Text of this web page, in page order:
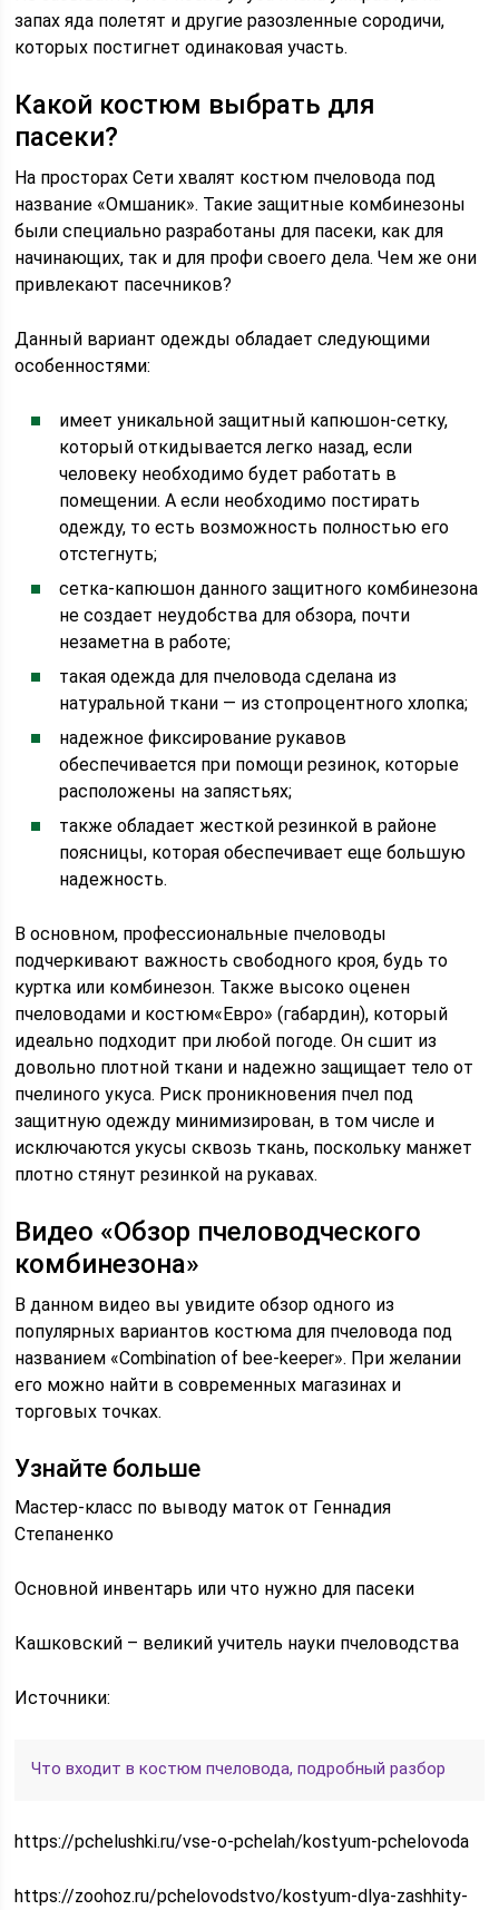
запах яда полетят и другие разозленные сородичи,
которых постигнет одинаковая участь.
Какой костюм выбрать для
пасеки?
На просторах Сети хвалят костюм пчеловода под
название «Омшаник». Такие защитные комбинезоны
были специально разработаны для пасеки, как для
начинающих, так и для профи своего дела. Чем же они
привлекают пасечников?
Данный вариант одежды обладает следующими
особенностями:
имеет уникальной защитный капюшон-сетку,
который откидывается легко назад, если
человеку необходимо будет работать в
помещении. А если необходимо постирать
одежду, то есть возможность полностью его
отстегнуть;
сетка-капюшон данного защитного комбинезона
не создает неудобства для обзора, почти
незаметна в работе;
такая одежда для пчеловода сделана из
натуральной ткани — из стопроцентного хлопка;
надежное фиксирование рукавов
обеспечивается при помощи резинок, которые
расположены на запястьях;
также обладает жесткой резинкой в районе
поясницы, которая обеспечивает еще большую
надежность.
В основном, профессиональные пчеловоды
подчеркивают важность свободного кроя, будь то
куртка или комбинезон. Также высоко оценен
пчеловодами и костюм«Евро» (габардин), который
идеально подходит при любой погоде. Он сшит из
довольно плотной ткани и надежно защищает тело от
пчелиного укуса. Риск проникновения пчел под
защитную одежду минимизирован, в том числе и
исключаются укусы сквозь ткань, поскольку манжет
плотно стянут резинкой на рукавах.
Видео «Обзор пчеловодческого
комбинезона»
В данном видео вы увидите обзор одного из
популярных вариантов костюма для пчеловода под
названием «Combination of bee-keeper». При желании
его можно найти в современных магазинах и
торговых точках.
Узнайте больше
Мастер-класс по выводу маток от Геннадия
Степаненко
Основной инвентарь или что нужно для пасеки
Кашковский – великий учитель науки пчеловодства
Источники:
Что входит в костюм пчеловода, подробный разбор
https://pchelushki.ru/vse-o-pchelah/kostyum-pchelovoda
https://zoohoz.ru/pchelovodstvo/kostyum-dlya-zashhity-